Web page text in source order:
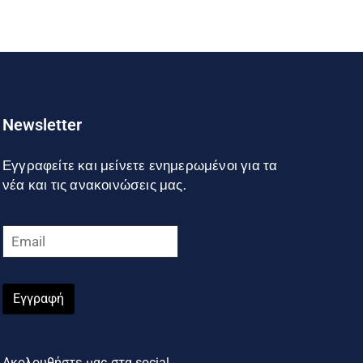
Newsletter
Εγγραφείτε και μείνετε ενημερωμένοι για τα
νέα και τις ανακοινώσεις μας.
Εγγραφή